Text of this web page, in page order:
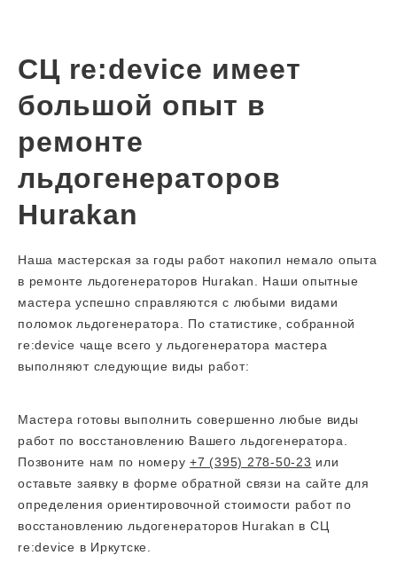
СЦ re:device имеет
большой опыт в
ремонте
льдогенераторов
Hurakan
Наша мастерская за годы работ накопил немало опыта
в ремонте льдогенераторов Hurakan. Наши опытные
мастера успешно справляются с любыми видами
поломок льдогенератора. По статистике, собранной
re:device чаще всего у льдогенератора мастера
выполняют следующие виды работ:
Мастера готовы выполнить совершенно любые виды
работ по восстановлению Вашего льдогенератора.
Позвоните нам по номеру +7 (395) 278-50-23 или
оставьте заявку в форме обратной связи на сайте для
определения ориентировочной стоимости работ по
восстановлению льдогенераторов Hurakan в СЦ
re:device в Иркутске.